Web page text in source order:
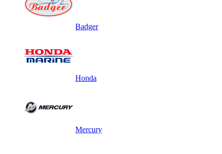
Badger
Honda
Mercury